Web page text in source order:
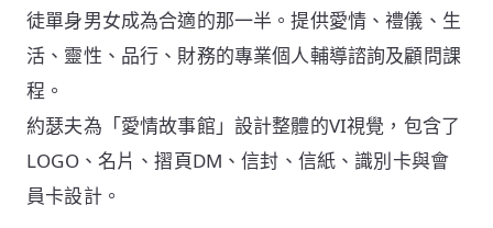
徒單身男女成為合適的那一半。提供愛情、禮儀、生
活、靈性、品行、財務的專業個人輔導諮詢及顧問課
程。
約瑟夫為「愛情故事館」設計整體的VI視覺，包含了
LOGO、名片、摺頁DM、信封、信紙、識別卡與會
員卡設計。